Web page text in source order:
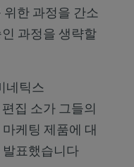
위한 과정을 간소
과정을 생략할
네틱스
집 소가 그들의
케팅 제품에 대
표했습니다